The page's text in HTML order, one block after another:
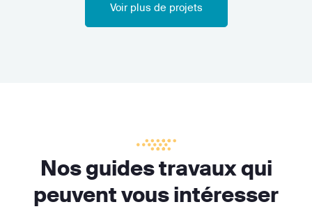
Voir plus de projets
Nos guides travaux qui
peuvent vous intéresser